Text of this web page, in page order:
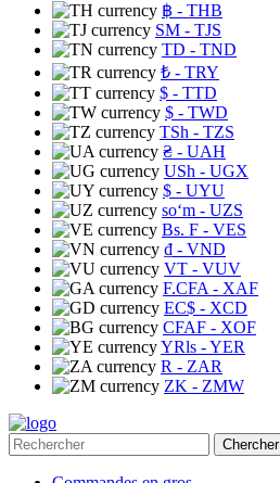
฿ - THB
ЅМ - TJS
TD - TND
₺ - TRY
$ - TTD
$ - TWD
TSh - TZS
₴ - UAH
USh - UGX
$ - UYU
soʻm - UZS
Bs. F - VES
₫ - VND
VT - VUV
F.CFA - XAF
EC$ - XCD
CFAF - XOF
YRls - YER
R - ZAR
ZK - ZMW
Chercher